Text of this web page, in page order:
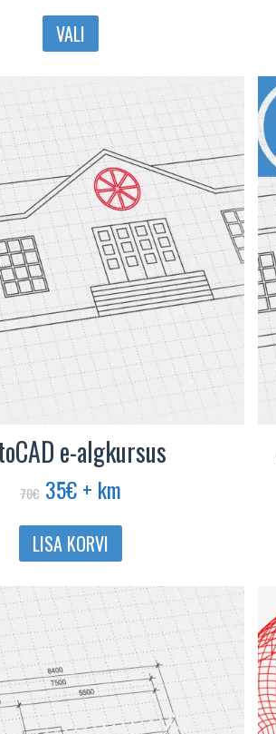
VALI
Sellel
mitu
varianti.
Valikuid
saab
teha
tootelehel.
e-algkursus
70€ Algne
oli:
70€.
35€Praegune
on:
35€.
+ km
LISA KORVI